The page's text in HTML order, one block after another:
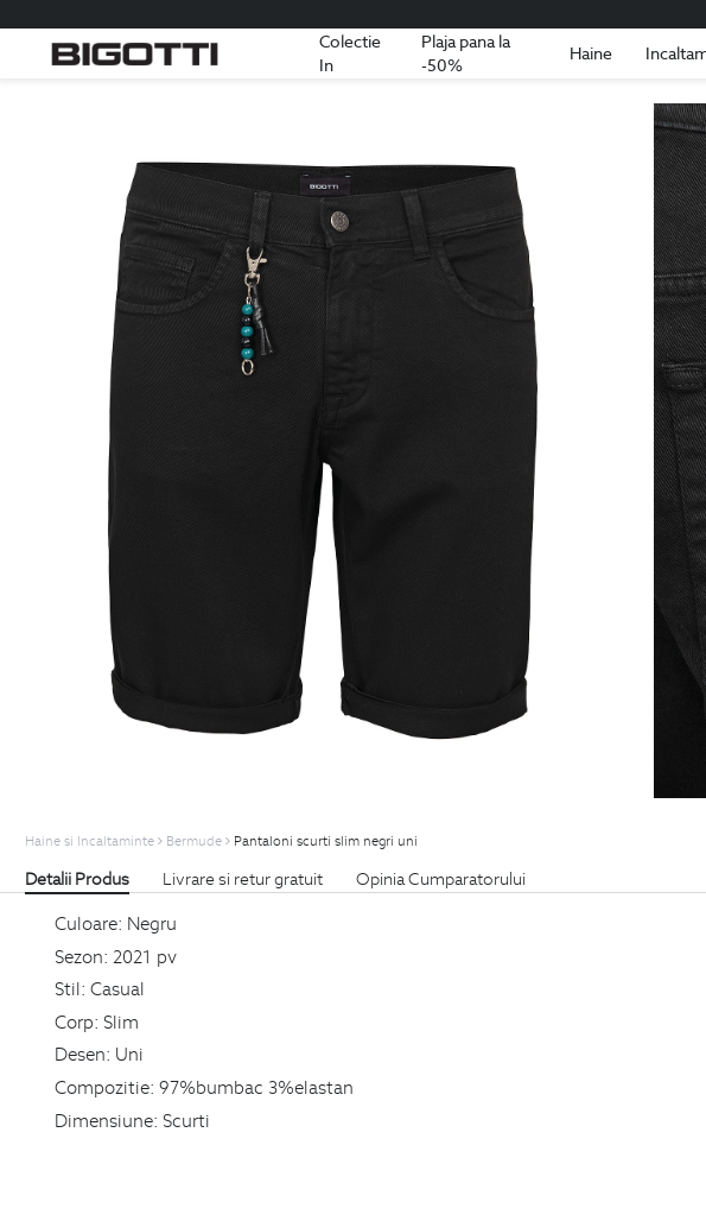
Colectie
In
Plaja pana la
-50%
Haine
Haine si Incaltaminte Bermude Pantaloni scurti slim negri uni
Detalii Produs Livrare si retur gratuit Opinia Cumparatorului
Culoare: Negru
Sezon: 2021 pv
Stil: Casual
Corp: Slim
Desen: Uni
Compozitie: 97%bumbac 3%elastan
Dimensiune: Scurti